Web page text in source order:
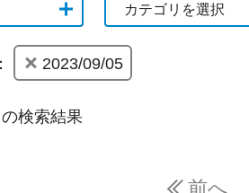
カテゴリを選択
2023/09/05
の検索結果
前へ